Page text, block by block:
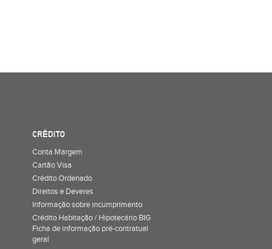
CRÉDITO
Conta Margem
Cartão Visa
Crédito Ordenado
Direitos e Deveres
Informação sobre incumprimento
Crédito Habitação / Hipotecário BIG
Ficha de informação pré-contratual
geral